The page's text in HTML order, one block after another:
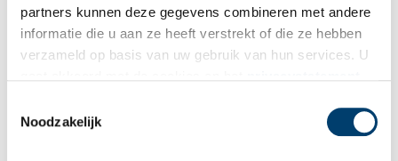
partners kunnen deze gegevens combineren met andere
informatie die u aan ze heeft verstrekt of die ze hebben
verzameld op basis van uw gebruik van hun services. U
Noodzakelijk